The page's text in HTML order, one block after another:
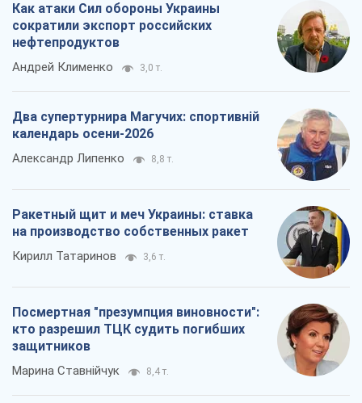
Как атаки Сил обороны Украины
сократили экспорт российских
нефтепродуктов
Андрей Клименко 3,0 т.
Два супертурнира Магучих: спортивній
календарь осени-2026
Александр Липенко 8,8 т.
Ракетный щит и меч Украины: ставка
на производство собственных ракет
Кирилл Татаринов 3,6 т.
Посмертная "презумпция виновности":
кто разрешил ТЦК судить погибших
защитников
Марина Ставнійчук 8,4 т.